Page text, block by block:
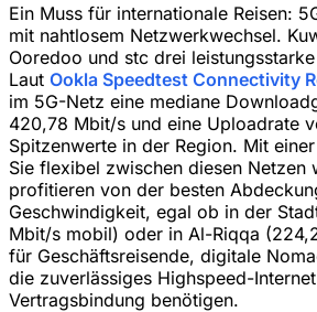
Ein Muss für internationale Reisen:
mit nahtlosem Netzwerkwechsel.
Ooredoo und stc drei
Laut Ookla Speedtest Connectivity
im 5G-Netz eine mediane
420,78 Mbit/s und eine Uploadrate
Spitzenwerte in der Region. Mit
Sie flexibel zwischen diesen Netzen
profitieren von der besten
Geschwindigkeit, egal ob in der
Mbit/s mobil) oder in Al-Riqqa
für Geschäftsreisende, digitale
die zuverlässiges Highspeed-
Vertragsbindung benötigen.